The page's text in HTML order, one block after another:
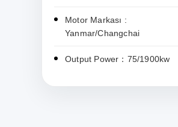
Motor Markası :
Yanmar/Changchai
Output Power：75/1900kw